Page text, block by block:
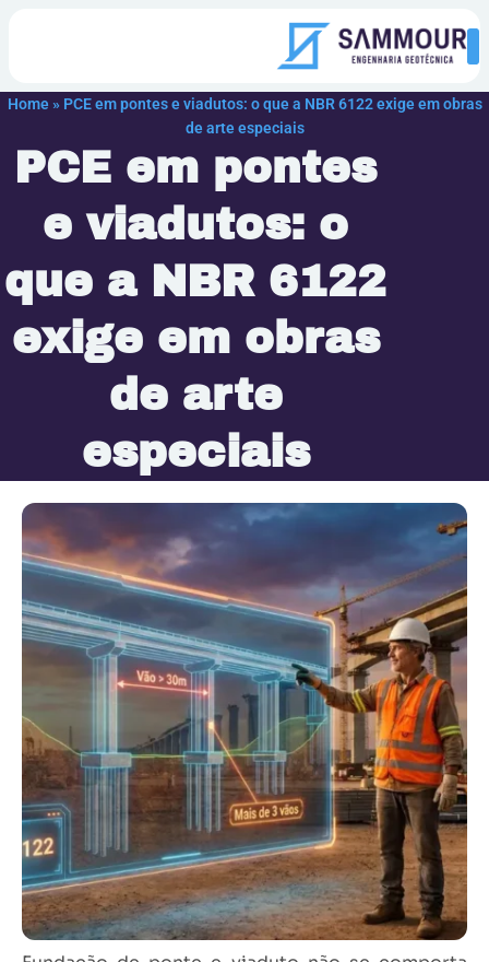
Home » PCE em pontes e viadutos: o que a NBR 6122 exige em obras
de arte especiais
PCE em pontes
e viadutos: o
que a NBR 6122
exige em obras
de arte
especiais